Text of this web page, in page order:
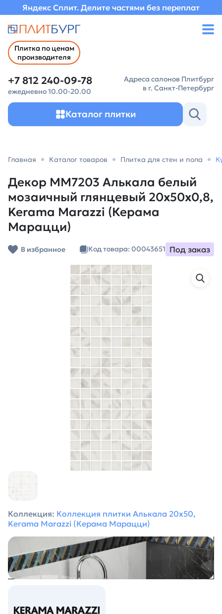
Яндекс Сплит. Делите частями без переплат
Плитка по ценам
производителя
+7 812 240-09-78
ежедневно 10.00-20.00
Адреса салонов Плитбург
в г. Санкт-Петербург
Каталог плитки
Главная Каталог товаров Плитка для стен и пола
Декор MM7203 Алькала белый
мозаичный глянцевый 20x50x0,8,
Kerama Marazzi (Керама
Марацци)
В избранное Код товара: 00043651 Под заказ
Коллекция: Коллекция плитки Алькала 20х50,
Kerama Marazzi (Керама Марацци)